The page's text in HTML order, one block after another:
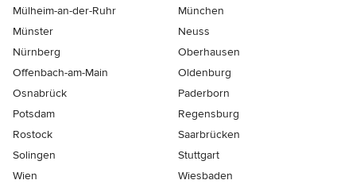
Mülheim-an-der-Ruhr
München
Münster
Neuss
Nürnberg
Oberhausen
Offenbach-am-Main
Oldenburg
Osnabrück
Paderborn
Potsdam
Regensburg
Rostock
Saarbrücken
Solingen
Stuttgart
Wien
Wiesbaden